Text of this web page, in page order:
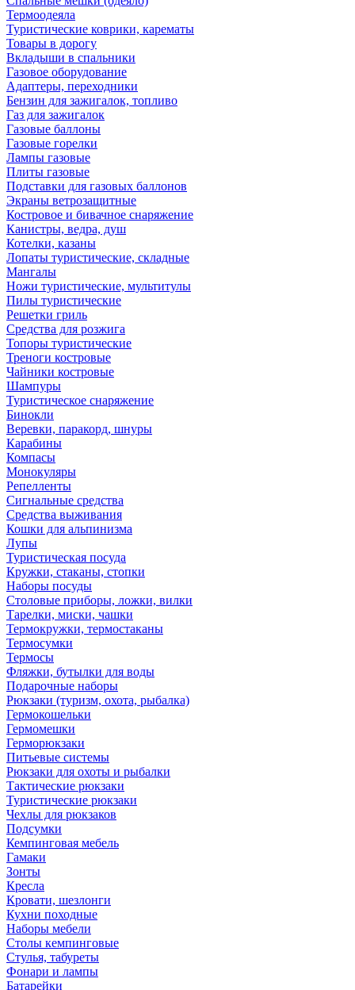
Термоодеяла
Туристические коврики, карематы
Товары в дорогу
Вкладыши в спальники
Газовое оборудование
Адаптеры, переходники
Бензин для зажигалок, топливо
Газ для зажигалок
Газовые баллоны
Газовые горелки
Лампы газовые
Плиты газовые
Подставки для газовых баллонов
Экраны ветрозащитные
Костровое и бивачное снаряжение
Канистры, ведра, душ
Котелки, казаны
Лопаты туристические, складные
Мангалы
Ножи туристические, мультитулы
Пилы туристические
Решетки гриль
Средства для розжига
Топоры туристические
Треноги костровые
Чайники костровые
Шампуры
Туристическое снаряжение
Бинокли
Веревки, паракорд, шнуры
Карабины
Компасы
Монокуляры
Репелленты
Сигнальные средства
Средства выживания
Кошки для альпинизма
Лупы
Туристическая посуда
Кружки, стаканы, стопки
Наборы посуды
Столовые приборы, ложки, вилки
Тарелки, миски, чашки
Термокружки, термостаканы
Термосумки
Термосы
Фляжки, бутылки для воды
Подарочные наборы
Рюкзаки (туризм, охота, рыбалка)
Гермокошельки
Гермомешки
Герморюкзаки
Питьевые системы
Рюкзаки для охоты и рыбалки
Тактические рюкзаки
Туристические рюкзаки
Чехлы для рюкзаков
Подсумки
Кемпинговая мебель
Гамаки
Зонты
Кресла
Кровати, шезлонги
Кухни походные
Наборы мебели
Столы кемпинговые
Стулья, табуреты
Фонари и лампы
Батарейки